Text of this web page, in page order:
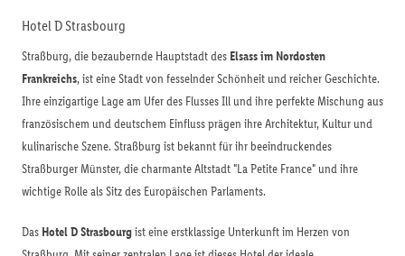
Hotel D Strasbourg
Straßburg, die bezaubernde Hauptstadt des Elsass im Nordosten
Frankreichs, ist eine Stadt von fesselnder Schönheit und reicher Geschichte.
Ihre einzigartige Lage am Ufer des Flusses Ill und ihre perfekte Mischung aus
französischem und deutschem Einfluss prägen ihre Architektur, Kultur und
kulinarische Szene. Straßburg ist bekannt für ihr beeindruckendes
Straßburger Münster, die charmante Altstadt "La Petite France" und ihre
wichtige Rolle als Sitz des Europäischen Parlaments.
Das Hotel D Strasbourgist eine erstklassige Unterkunft im Herzen von